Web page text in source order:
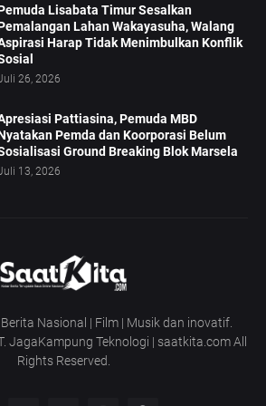
Lisabata Timur Sesalkan
Lahan Wakayasuha, Walang
Harap Tidak Menimbulkan Konflik
26, 2026
Pattiasina, Pemuda MBD
Pemda dan Koorporasi Belum
Ground Breaking Blok Marsela
13, 2026
Nasional | Film | Musik dan inovatif.
JagaKampung Teknologi | saatkita.com All
Rights Reserved.